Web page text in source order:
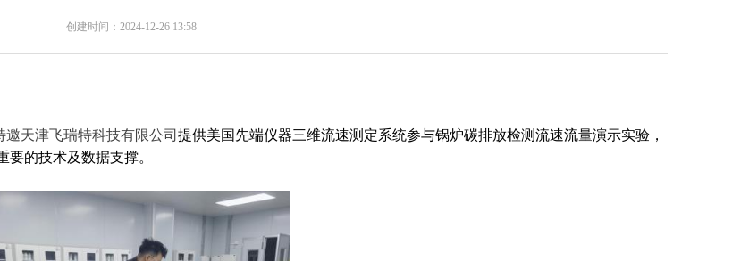
天津飞瑞特科技有限公司 提供美国先端仪器三维流速测定系统参与锅炉碳排放检测流速流量演示实验，
的技术及数据支撑。
创建时间： 2024-12-26 13:58